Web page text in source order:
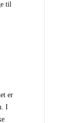
til
er
I